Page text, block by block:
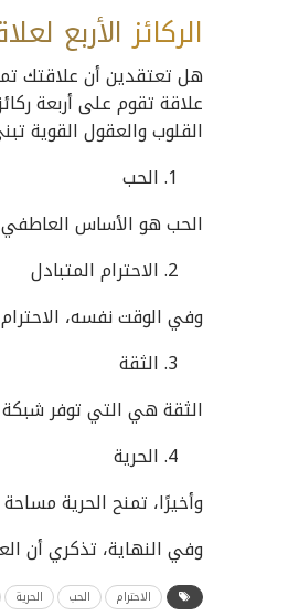
الركائز الأربع
هل تعتقدين أن علاقتك
علاقة تقوم على أربعة
القلوب والعقول القوية
الحب
الحب هو الأساس العاطفي
الاحترام المتبادل
وفي الوقت نفسه،
الثقة
الثقة هي التي توفر شبكة
الحرية
وأخيرًا، تمنح الحرية
وفي النهاية، تذكري أن
الاحترام الحب الحرية